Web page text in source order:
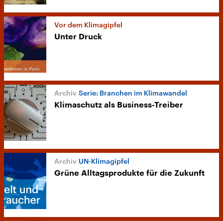
Vor dem Klimagipfel
Unter Druck
Serie: Branchen im Klimawandel
Klimaschutz als Business-Treiber
UN-Klimagipfel
Grüne Alltagsprodukte für die Zukunft